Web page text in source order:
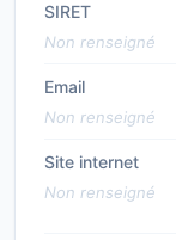
SIRET
Non renseigné
Email
Non renseigné
Site internet
Non renseigné